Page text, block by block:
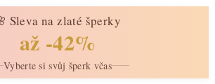
Sleva na zlaté šperky
až -42%
Vyberte si svůj šperk včas